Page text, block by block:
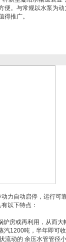
便。与常规以水泵为
得推广。
力自动启停，运行可
以下特点：
房或再利用，从而大
1200吨，半年即可收
流动的 余压水管管径